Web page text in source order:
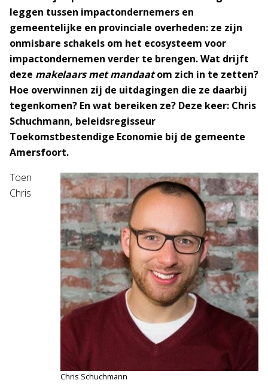
leggen tussen impactondernemers en
gemeentelijke en provinciale overheden: ze zijn
onmisbare schakels om het ecosysteem voor
impactondernemen verder te brengen. Wat drijft
deze makelaars met mandaatom zich in te zetten?
Hoe overwinnen zij de uitdagingen die ze daarbij
tegenkomen? En wat bereiken ze? Deze keer: Chris
Schuchmann, beleidsregisseur
Toekomstbestendige Economie bij de gemeente
Amersfoort.
Chris Schuchmann
Toen
Chris